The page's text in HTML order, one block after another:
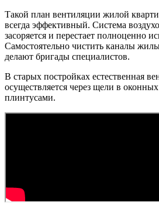
Такой план вентиляции жилой
всегда эффективный. Система
засоряется и перестает полноценно
Самостоятельно чистить каналы
делают бригады специалистов.
В старых постройках естественная
осуществляется через щели в
плинтусами.